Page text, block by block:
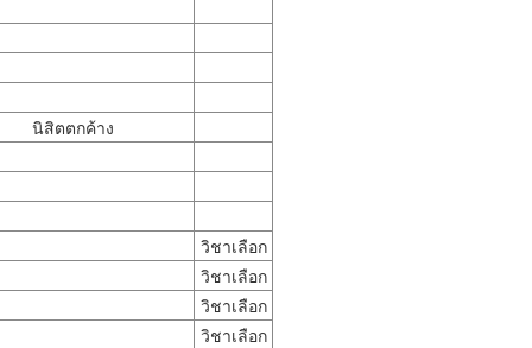
นิสิตตกค้าง
วิชาเลือก
วิชาเลือก
วิชาเลือก
วิชาเลือก